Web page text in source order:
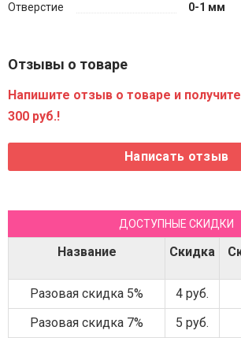
Отверстие 0-1 мм
Отзывы о товаре
Напишите отзыв о товаре и
300 руб.!
ДОСТУПНЫЕ СКИДКИ
Название Скидка
Разовая скидка 5% 4 руб.
Разовая скидка 7%
5 руб.